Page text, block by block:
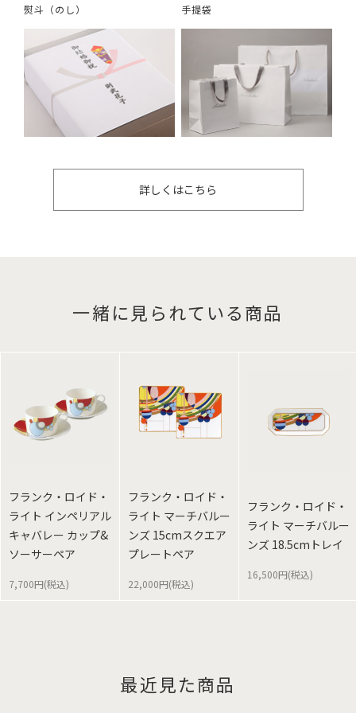
熨斗（のし） 手提袋
詳しくはこちら
一緒に見られている商品
フランク・ロイド・
ライト インペリアル
キャバレー カップ&
ソーサーペア
7,700円(税込)
フランク・ロイド・
ライト マーチバルー
ンズ 15cmスクエア
プレートペア
22,000円(税込)
フランク・ロイド・
ライト マーチバルー
ンズ 18.5cmトレイ
16,500円(税込)
最近見た商品